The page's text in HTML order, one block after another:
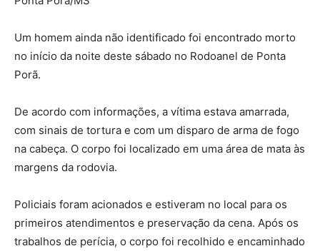
Um homem ainda não identificado foi encontrado morto
no início da noite deste sábado no Rodoanel de Ponta
Porã.
De acordo com informações, a vítima estava amarrada,
com sinais de tortura e com um disparo de arma de fogo
na cabeça. O corpo foi localizado em uma área de mata às
margens da rodovia.
Policiais foram acionados e estiveram no local para os
primeiros atendimentos e preservação da cena. Após os
trabalhos de perícia, o corpo foi recolhido e encaminhado